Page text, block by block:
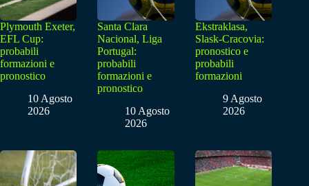
Plymouth Exeter,
EFL Cup:
probabili
formazioni e
pronostico
10 Agosto
2026
Santa Clara
Nacional, Liga
Portugal:
probabili
formazioni e
pronostico
10 Agosto
2026
Ekstraklasa,
Slask-Cracovia:
pronostico e
probabili
formazioni
9 Agosto
2026